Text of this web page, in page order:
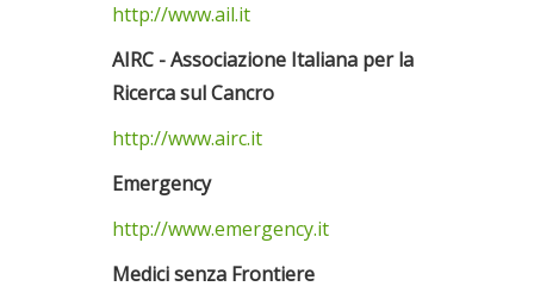
http://www.ail.it
AIRC - Associazione Italiana per la
Ricerca sul Cancro
http://www.airc.it
Emergency
http://www.emergency.it
Medici senza Frontiere